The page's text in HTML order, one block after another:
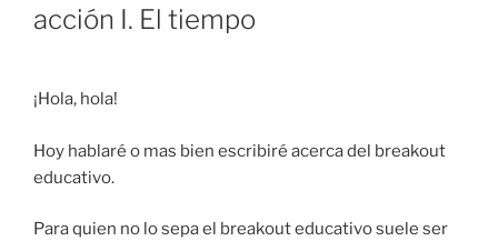
acción I. El tiempo
¡Hola, hola!
Hoy hablaré o mas bien escribiré acerca del breakout
educativo.
Para quien no lo sepa el breakout educativo suele ser